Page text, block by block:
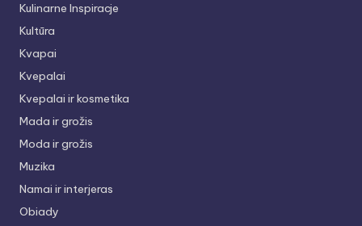
Kulinarne Inspiracje
Kultūra
Kvapai
Kvepalai
Kvepalai ir kosmetika
Mada ir grožis
Moda ir grožis
Muzika
Namai ir interjeras
Obiady